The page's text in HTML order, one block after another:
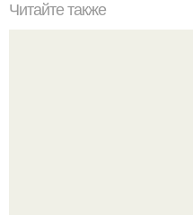
Читайте также